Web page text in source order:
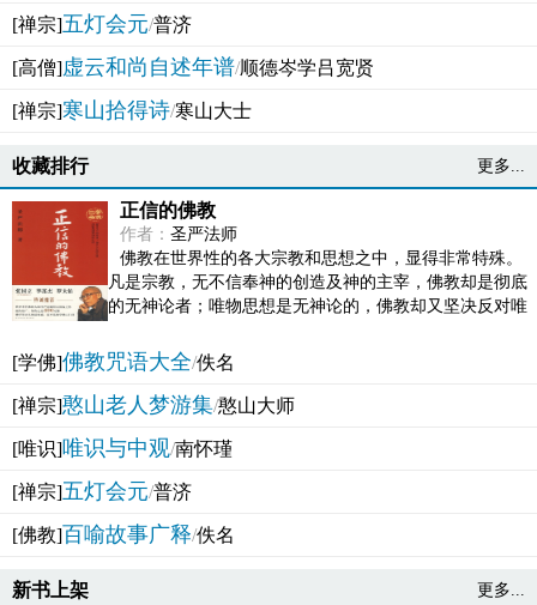
[禅宗]五灯会元/普济
[高僧]虚云和尚自述年谱/顺德岑学吕宽贤
[禅宗]寒山拾得诗/寒山大士
收藏排行 更多...
正信的佛教
作者： 圣严法师
佛教在世界性的各大宗教和思想之中，显得非常特殊。
凡是宗教，无不信奉神的创造及神的主宰，佛教却是彻底
的无神论者；唯物思想是无神论的，佛教却又坚决反对唯
[学佛]佛教咒语大全/佚名
[禅宗]憨山老人梦游集/憨山大师
[唯识]唯识与中观/南怀瑾
[禅宗]五灯会元/普济
[佛教]百喻故事广释/佚名
新书上架 更多...